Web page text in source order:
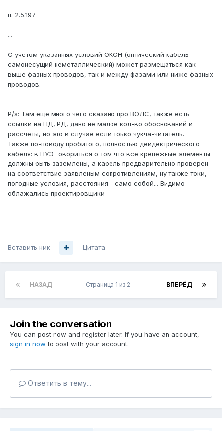
п. 2.5.197
...
С учетом указанных условий ОКСН (оптический кабель
самонесущий неметаллический) может размещаться как
выше фазных проводов, так и между фазами или ниже фазных
проводов.
P/s: Там еще много чего сказано про ВОЛС, также есть
ссылки на ПД, РД, дано не малое кол-во обоснований и
рассчеты, но это в случае если тоько чукча-читатель.
Также по-поводу пробитого, полностью деидектрического
кабеля: в ПУЭ говориться о том что все крепежные элементы
должны быть заземлены, а кабель предварительно проверен
на соответствие заявленым сопротивлениям, ну также токи,
погодные условия, расстояния - само собой... Видимо
облажались проектировщики
Вставить ник Цитата
НАЗАД ВПЕРЁД
Страница 1 из 2
Join the conversation
You can post now and register later. If you have an account,
sign in now to post with your account.
Ответить в тему...